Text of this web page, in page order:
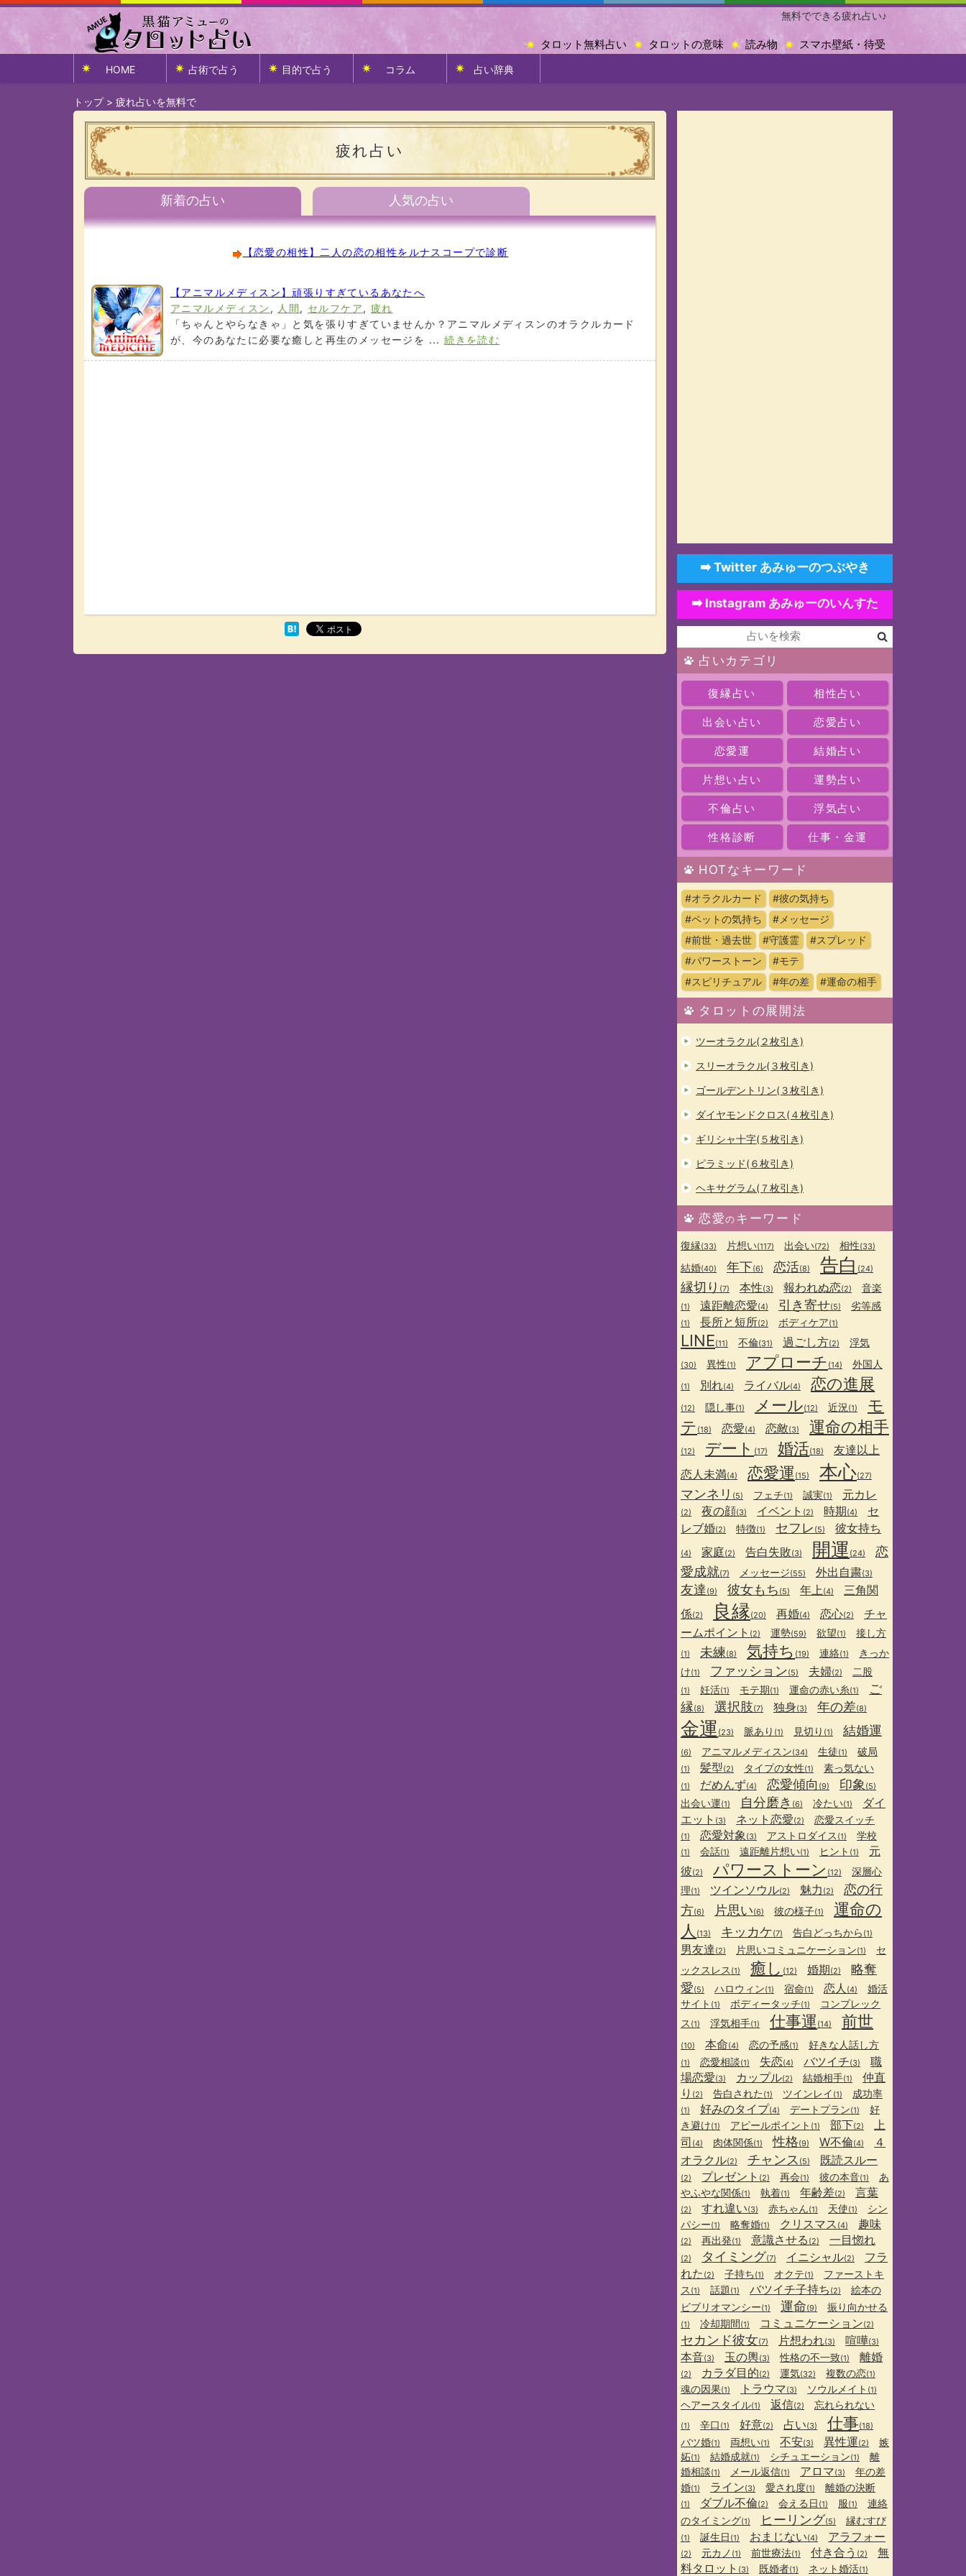
無料でできる疲れ占い♪
スマホ壁紙・待受
読み物
タロットの意味
タロット無料占い
HOME 占術で占う 目的で占う コラム 占い辞典
トップ> 疲れ占いを無料で
疲れ占い
新着の占い 人気の占い
【恋愛の相性】二人の恋の相性をルナスコープで診断
【アニマルメディスン】頑張りすぎているあなたへ
アニマルメディスン , 人間, セルフケア, 疲れ
「ちゃんとやらなきゃ」と気を張りすぎていませんか？アニマルメディスンのオラクルカード
が、今のあなたに必要な癒しと再生のメッセージを ...続きを読む
➡️ Twitter あみゅーのつぶやき
➡️ Instagram あみゅーのいんすた
占いカテゴリ
復縁占い 相性占い
出会い占い 恋愛占い
恋愛運 結婚占い
片想い占い 運勢占い
不倫占い 浮気占い
性格診断 仕事・金運
HOTなキーワード
#オラクルカード
#彼の気持ち
#ペットの気持ち
#メッセージ
#前世・過去世
#守護霊
#スプレッド
#パワーストーン
#モテ
#スピリチュアル
#年の差 #運命の相手
タロットの展開法
ツーオラクル(２枚引き)
スリーオラクル(３枚引き)
ゴールデントリン(３枚引き)
ダイヤモンドクロス(４枚引き)
ギリシャ十字(５枚引き)
ピラミッド(６枚引き)
ヘキサグラム(７枚引き)
恋愛のキーワード
復縁(33) 片想い(117) 出会い(72) 相性(33)
結婚(40) 年下(6) 恋活(8) 告白 (24)
縁切り (7) 本性(3) 報われぬ恋(2) 音楽
(1) 遠距離恋愛(4) 引き寄せ(5) 劣等感
(1) 長所と短所(2) ボディケア(1)
LINE(11) 不倫(31) 過ごし方(2) 浮気
(30) 異性(1) アプローチ (14) 外国人
(1) 別れ(4) ライバル(4) 恋の進展
(12) 隠し事(1) メール(12) 近況 (1)
モ
テ (18) 恋愛(4) 恋敵(3) 運命の相手
(12) デート (17) 婚活(18)
友達以上
恋人未満(4) 恋愛運 (15) 本心(27)
マンネリ (5) フェチ(1) 誠実(1) 元カレ
(2) 夜の顔(3) イベント (2) 時期(4)
セ
レブ婚(2) 特徴(1) セフレ (5) 彼女持ち
(4) 家庭(2) 告白失敗(3) 開運 (24)
恋
愛成就(7) メッセージ(55) 外出自粛(3)
友達 (9) 彼女もち (5) 年上(4)
三角関
係(2) 良縁(20) 再婚(4) 恋心(2)
チャ
ームポイント (2) 運勢(59) 欲望(1) 接し方
(1) 未練(8) 気持ち (19) 連絡(1)
きっか
け(1) ファッション(5) 夫婦(2) 二股
(1) 妊活(1) モテ期(1) 運命の赤い糸(1)
ご
縁(8) 選択肢(7) 独身(3) 年の差(8)
金運 (23) 脈あり (1) 見切り (1) 結婚運
(6) アニマルメディスン(34) 生徒(1) 破局
(1) 髪型(2) タイプの女性(1) 素っ気ない
(1) だめんず(4) 恋愛傾向 (9) 印象 (5)
出会い運(1) 自分磨き (6) 冷たい(1)
ダイ
エット (3) ネット恋愛(2) 恋愛スイッチ
(1) 恋愛対象(3) アストロダイス (1) 学校
(1) 会話(1) 遠距離片想い(1) ヒント (1)
元
彼(2) パワーストーン (12)
深層心
理(1) ツインソウル(2) 魅力 (2)
恋の行
方(6) 片思い(6) 彼の様子(1)
運命の
人 (13) キッカケ(7) 告白どっちから (1)
男友達(2) 片思いコミュニケーション(1)
セ
ックスレス (1) 癒し (12) 婚期(2)
略奪
愛(5) ハロウィン(1) 宿命(1) 恋人 (4)
婚活
サイト (1) ボディータッチ(1)
コンプレック
ス (1) 浮気相手(1) 仕事運 (14) 前世
(10) 本命(4) 恋の予感(1) 好きな人話し方
(1) 恋愛相談(1) 失恋(4) バツイチ(3)
職
場恋愛(3) カップル(2) 結婚相手(1)
仲直
り (2) 告白された (1) ツインレイ (1) 成功率
(1) 好みのタイプ(4) デートプラン(1)
好
き避け(1) アピールポイント (1) 部下(2)
上
司 (4) 肉体関係(1) 性格(9) W不倫(4)
４
オラクル(2) チャンス (5) 既読スルー
(2) プレゼント (2) 再会(1) 彼の本音(1)
あ
やふやな関係(1) 執着(1) 年齢差(2) 言葉
(2) すれ違い(3) 赤ちゃん(1) 天使(1)
シン
パシー(1) 略奪婚(1) クリスマス (4) 趣味
(2) 再出発(1) 意識させる (2) 一目惚れ
(2) タイミング(7) イニシャル(2)
フラ
れた (2) 子持ち(1) オクテ(1)
ファーストキ
ス (1) 話題(1) バツイチ子持ち (2)
絵本の
ビブリオマンシー(1) 運命(9) 振り向かせる
(1) 冷却期間(1) コミュニケーション(2)
セカンド彼女(7) 片想われ(3) 喧嘩(3)
本音(3) 玉の輿(3) 性格の不一致(1) 離婚
(2) カラダ目的(2) 運気(32) 複数の恋(1)
魂の因果(1) トラウマ(3) ソウルメイト (1)
ヘアースタイル(1) 返信(2) 忘れられない
(1) 辛口 (1) 好意(2) 占い(3) 仕事(18)
バツ婚(1) 両想い(1) 不安(3) 異性運(2)
嫉
妬(1) 結婚成就(1) シチュエーション(1)
離
婚相談(1) メール返信(1) アロマ(3)
年の差
婚(1) ライン(3) 愛され度(1) 離婚の決断
(1) ダブル不倫(2) 会える日 (1) 服(1)
連絡
のタイミング(1) ヒーリング(5) 縁むすび
(1) 誕生日 (1) おまじない(4) アラフォー
(2) 元カノ (1) 前世療法(1) 付き合う (2)
無
料タロット (3) 既婚者(1) ネット婚活(1)